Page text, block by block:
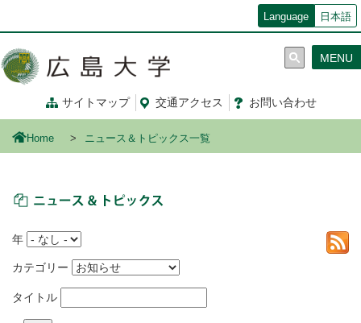
コ
ン
Language 日本語
サイトマップ 交通アクセス お問い合わせ
MENU
Home ニュース＆トピックス一覧
年
カテゴリー
タイトル